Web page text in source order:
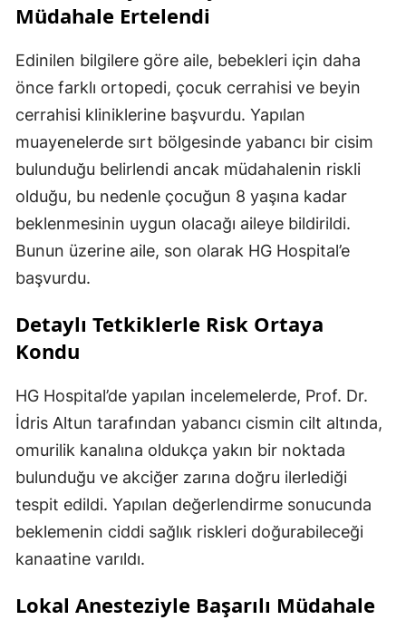
Müdahale Ertelendi
Edinilen bilgilere göre aile, bebekleri için daha
önce farklı ortopedi, çocuk cerrahisi ve beyin
cerrahisi kliniklerine başvurdu. Yapılan
muayenelerde sırt bölgesinde yabancı bir cisim
bulunduğu belirlendi ancak müdahalenin riskli
olduğu, bu nedenle çocuğun 8 yaşına kadar
beklenmesinin uygun olacağı aileye bildirildi.
Bunun üzerine aile, son olarak HG Hospital’e
başvurdu.
Detaylı Tetkiklerle Risk Ortaya
Kondu
HG Hospital’de yapılan incelemelerde, Prof. Dr.
İdris Altun tarafından yabancı cismin cilt altında,
omurilik kanalına oldukça yakın bir noktada
bulunduğu ve akciğer zarına doğru ilerlediği
tespit edildi. Yapılan değerlendirme sonucunda
beklemenin ciddi sağlık riskleri doğurabileceği
kanaatine varıldı.
Lokal Anesteziyle Başarılı Müdahale